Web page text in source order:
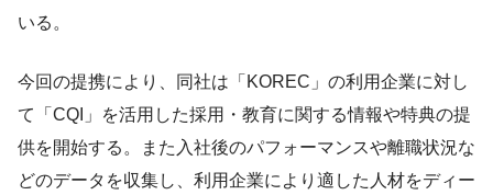
いる。
今回の提携により、同社は「KOREC」の利用企業に対し
て「CQI」を活用した採用・教育に関する情報や特典の提
供を開始する。また入社後のパフォーマンスや離職状況な
どのデータを収集し、利用企業により適した人材をディー